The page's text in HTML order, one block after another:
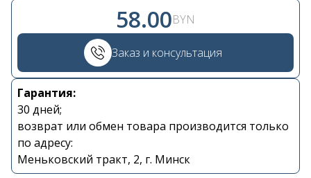
58.00BYN
Заказ и консультация
Гарантия:
30 дней;
возврат или обмен товара производится только
по адресу:
Меньковский тракт, 2, г. Минск
+375 29 870 15 80
Viber
shupik21@bk.ru